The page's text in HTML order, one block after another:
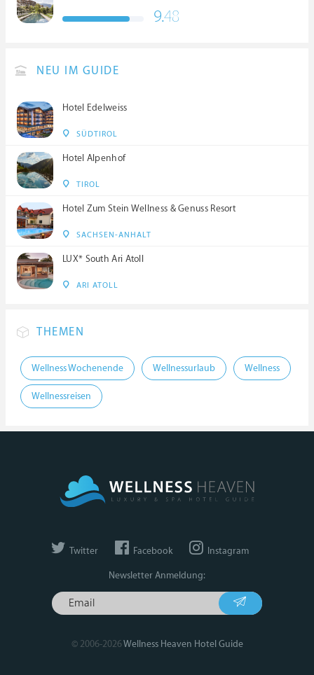
9.48
NEU IM GUIDE
Hotel Edelweiss
SÜDTIROL
Hotel Alpenhof
TIROL
Hotel Zum Stein Wellness & Genuss Resort
SACHSEN-ANHALT
LUX* South Ari Atoll
ARI ATOLL
THEMEN
Wellness Wochenende Wellnessurlaub Wellness
Wellnessreisen
Twitter Facebook Instagram
Newsletter Anmeldung:
© 2006-2026Wellness Heaven Hotel Guide